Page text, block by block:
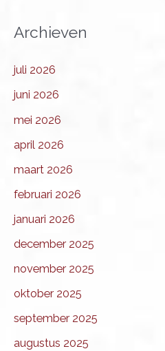
Archieven
juli 2026
juni 2026
mei 2026
april 2026
maart 2026
februari 2026
januari 2026
december 2025
november 2025
oktober 2025
september 2025
augustus 2025